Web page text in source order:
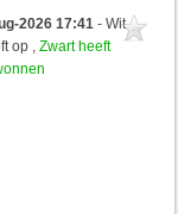
2026 17:41- Wit
op ,Zwart heeft